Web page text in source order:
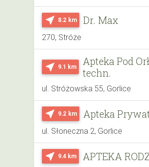
near_me 8.2 km Dr. Max
270, Stróże
near_me 9.1 km
Apteka Pod
techn.
ul. Stróżowska 55, Gorlice
near_me 9.2 km Apteka
ul. Słoneczna 2, Gorlice
near_me 9.4 km APTEKA